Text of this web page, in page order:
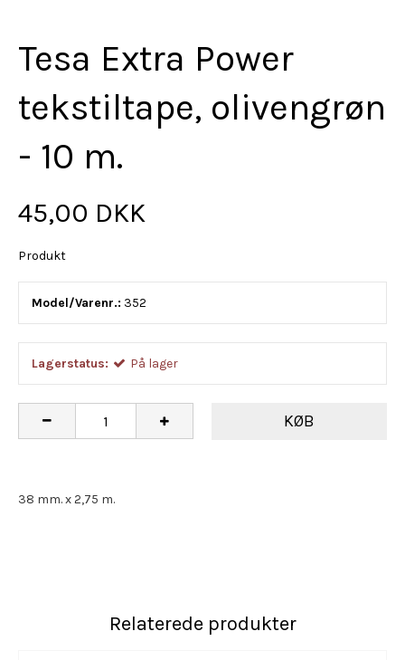
Tesa Extra Power
tekstiltape, olivengrøn
- 10 m.
45,00 DKK
Produkt
Model/Varenr.: 352
Lagerstatus: På lager
KØB
38 mm. x 2,75 m.
Relaterede produkter